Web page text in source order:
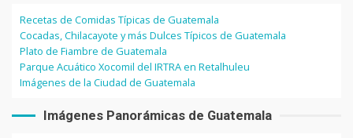
Recetas de Comidas Típicas de Guatemala
Cocadas, Chilacayote y más Dulces Típicos de Guatemala
Plato de Fiambre de Guatemala
Parque Acuático Xocomil del IRTRA en Retalhuleu
Imágenes de la Ciudad de Guatemala
Imágenes Panorámicas de Guatemala